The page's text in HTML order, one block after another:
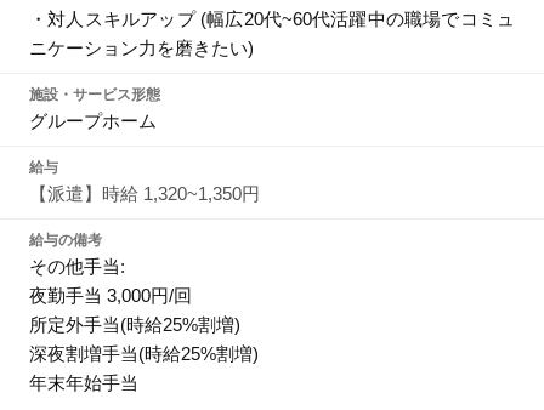
・対人スキルアップ (幅広20代~60代活躍中の職場でコミュ
ニケーション力を磨きたい)
施設・サービス形態
グループホーム
給与
【派遣】時給 1,320~1,350円
給与の備考
その他手当:
夜勤手当 3,000円/回
所定外手当(時給25%割増)
深夜割増手当(時給25%割増)
年末年始手当